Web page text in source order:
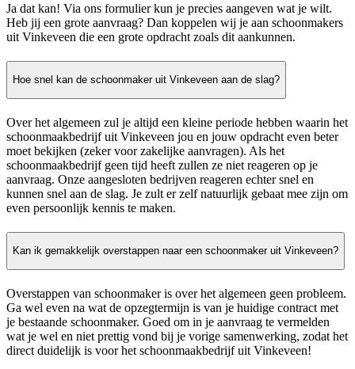
Ja dat kan! Via ons formulier kun je precies aangeven wat je wilt.
Heb jij een grote aanvraag? Dan koppelen wij je aan schoonmakers
uit Vinkeveen die een grote opdracht zoals dit aankunnen.
Hoe snel kan de schoonmaker uit Vinkeveen aan de slag?
Over het algemeen zul je altijd een kleine periode hebben waarin het
schoonmaakbedrijf uit Vinkeveen jou en jouw opdracht even beter
moet bekijken (zeker voor zakelijke aanvragen). Als het
schoonmaakbedrijf geen tijd heeft zullen ze niet reageren op je
aanvraag. Onze aangesloten bedrijven reageren echter snel en
kunnen snel aan de slag. Je zult er zelf natuurlijk gebaat mee zijn om
even persoonlijk kennis te maken.
Kan ik gemakkelijk overstappen naar een schoonmaker uit Vinkeveen?
Overstappen van schoonmaker is over het algemeen geen probleem.
Ga wel even na wat de opzegtermijn is van je huidige contract met
je bestaande schoonmaker. Goed om in je aanvraag te vermelden
wat je wel en niet prettig vond bij je vorige samenwerking, zodat het
direct duidelijk is voor het schoonmaakbedrijf uit Vinkeveen!